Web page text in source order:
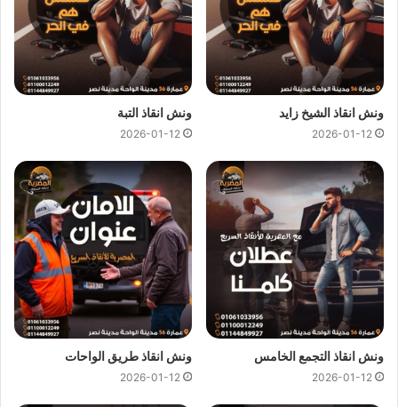
اسرع ونش
اصبح الحصول علي اسرع ونش انقاذ امر سهل جدا من خلالونش
انقاذ المصريةلأنقاذ و رفع السيارات إذا كنت تبحث عن خدمةانقاذ
سياراتسريعة و مميزة فعليك إختياراسرع ونش انقاذ
انقاذ 01144849927او01017439322
01094833093إتصل
بنا نرسل لكـاسرع ونش انقاذعلي الفور في اي وقت علي مدار
اليوم فنحن نوفر خدماتنا 24 ساعة علي مدار اليوم
.
اسرع ونش إنقاذو رقم اسرع ونش إنقاذ
ونش انقاذ المصريةلأنقاذ و رفع السيارات نحناسرع ونش انقاذ
أسعارنا موحدة على كافة أنحاء الجمهورية ولن نطالبك بأية رسوم
ونش انقاذ الشيخ زايد
2026-01-12
ونش انقاذ التبة
2026-01-12
ونش انقاذ التجمع الخامس
2026-01-12
ونش انقاذ طريق الواحات
2026-01-12